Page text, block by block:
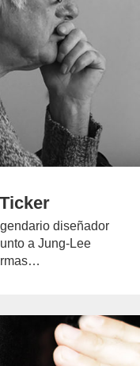
diseñador
a Jung-Lee